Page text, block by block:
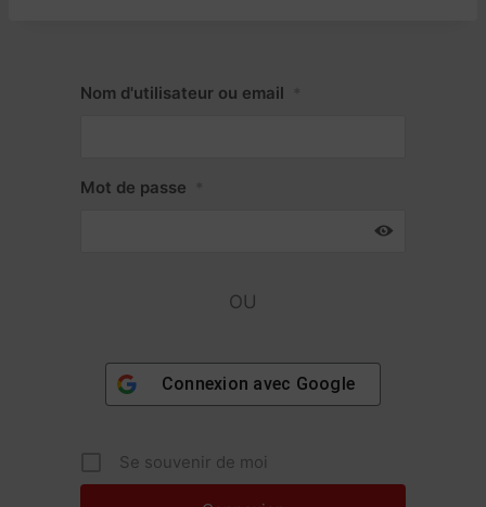
Nom d'utilisateur ou email
Mot de passe
OU
Connexion avec Google
Se souvenir de moi